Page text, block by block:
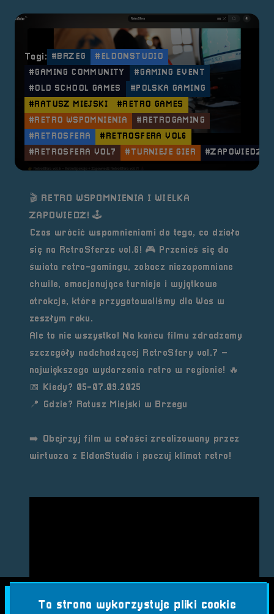
Tagi: #BRZEG
#ELDONSTUDIO
#GAMING COMMUNITY
#GAMING EVENT
#OLD SCHOOL GAMES
#POLSKA GAMING
#RATUSZ MIEJSKI
#RETRO GAMES
#RETRO WSPOMNIENIA
#RETROGAMING
#RETROSFERA
#RETROSFERA VOL6
#RETROSFERA VOL7
#TURNIEJE GIER #ZAPOWIEDŹ
🎬 RETRO WSPOMNIENIA I WIELKA
ZAPOWIEDŹ! 🕹️
Czas wrócić wspomnieniami do tego, co działo
się na
RetroSferze vol.6! 🎮 Przenieś się do
świata retro-gamingu, zobacz niezapomniane
chwile, emocjonujące turnieje i wyjątkowe
atrakcje, które przygotowaliśmy dla Was w
zeszłym roku.
Ale to nie wszystko! Na końcu filmu zdradzamy
szczegóły nadchodzącej
RetroSfery vol.7 –
największego wydarzenia retro w regionie! 🔥
📅
Kiedy? 05-07.09.2025
📍
Gdzie? Ratusz Miejski w Brzegu
➡️ Obejrzyj film w całości zrealizowany przez
wirtuoza z EldonStudio i poczuj klimat retro!
Ta strona wykorzystuje pliki cookie